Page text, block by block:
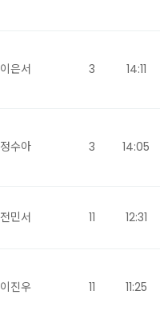
이은서 3 14:11
정수아 3 14:05
전민서 11 12:31
이진우 11 11:25